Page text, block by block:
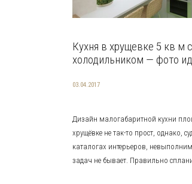
Кухня в хрущевке 5 кв м с
холодильником — фото
03.04.2017
Дизайн малогабаритной кухни
хрущёвке не так-то прост, однако,
каталогах интерьеров,
задач не бывает. Правильно